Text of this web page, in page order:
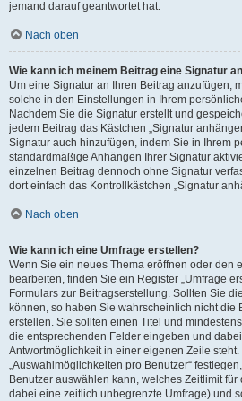
jemand darauf geantwortet hat.
Nach oben
Wie kann ich meinem Beitrag eine Signatur
Um eine Signatur an Ihren Beitrag anzufügen,
solche in den Einstellungen in Ihrem
Nachdem Sie die Signatur erstellt und
jedem Beitrag das Kästchen „Signatur
Signatur auch hinzufügen, indem Sie in Ihrem
standardmäßige Anhängen Ihrer Signatur
einzelnen Beitrag dennoch ohne Signatur
dort einfach das Kontrollkästchen „Signatur
Nach oben
Wie kann ich eine Umfrage erstellen?
Wenn Sie ein neues Thema eröffnen oder den
bearbeiten, finden Sie ein Register „Umfrage
Formulars zur Beitragserstellung. Sollten Sie
können, so haben Sie wahrscheinlich nicht die
erstellen. Sie sollten einen Titel und
die entsprechenden Felder eingeben und
Antwortmöglichkeit in einer eigenen Zeile
„Auswahlmöglichkeiten pro Benutzer“
Benutzer auswählen kann, welches Zeitlimit
dabei eine zeitlich unbegrenzte Umfrage) und